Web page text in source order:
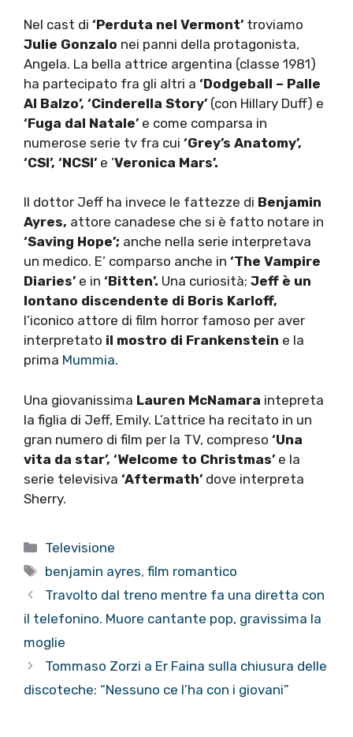
Nel cast di ‘Perduta nel Vermont’ troviamo
Julie Gonzalo nei panni della protagonista,
Angela. La bella attrice argentina (classe 1981)
ha partecipato fra gli altri a ‘Dodgeball – Palle
Al Balzo’, ‘Cinderella Story’ (con Hillary Duff) e
‘Fuga dal Natale’ e come comparsa in
numerose serie tv fra cui ‘Grey’s Anatomy’,
‘CSI’, ‘NCSI’ e ‘Veronica Mars’.
Il dottor Jeff ha invece le fattezze di Benjamin
Ayres, attore canadese che si è fatto notare in
‘Saving Hope’; anche nella serie interpretava
un medico. E’ comparso anche in ‘The Vampire
Diaries’ e in ‘Bitten’. Una curiosità; Jeff è un
lontano discendente di Boris Karloff,
l’iconico attore di film horror famoso per aver
interpretato il mostro di Frankenstein e la
prima Mummia.
Una giovanissima Lauren McNamara intepreta
la figlia di Jeff, Emily. L’attrice ha recitato in un
gran numero di film per la TV, compreso ‘Una
vita da star’, ‘Welcome to Christmas’ e la
serie televisiva ‘Aftermath’ dove interpreta
Sherry.
Categorie
Televisione
Tag
benjamin ayres,film romantico
Travolto dal treno mentre fa una diretta con
il telefonino. Muore cantante pop, gravissima la
moglie
Tommaso Zorzi a Er Faina sulla chiusura delle
discoteche: “Nessuno ce l’ha con i giovani”